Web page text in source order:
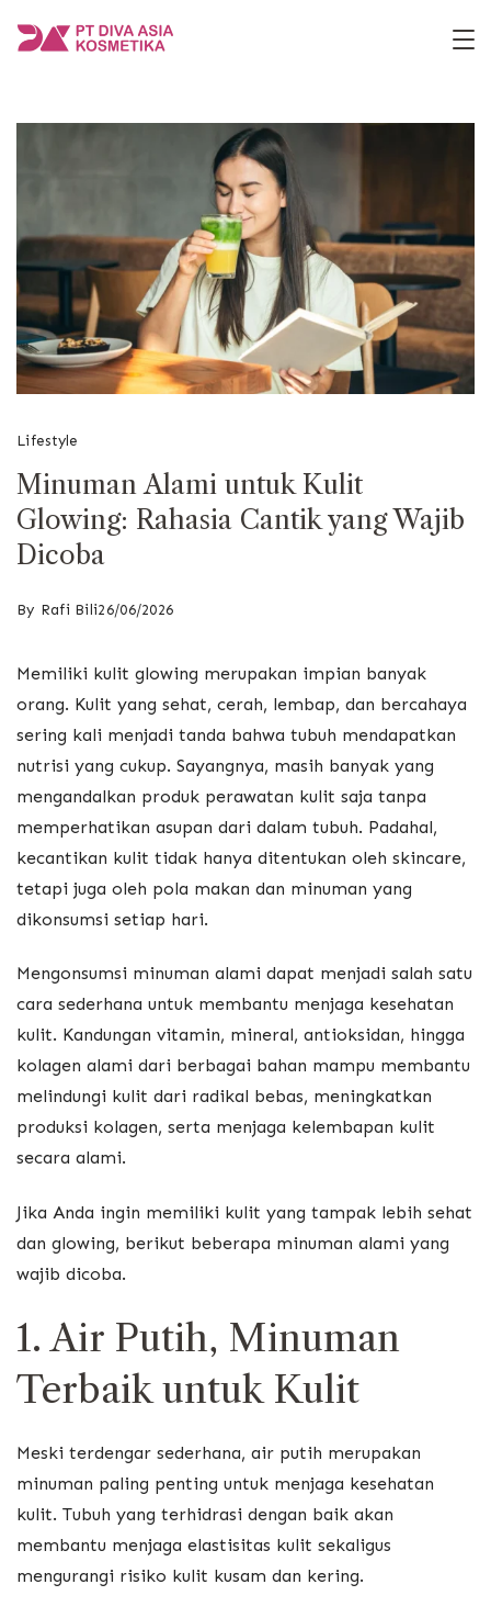
Asia
Kosmetika
Lifestyle
Minuman Alami untuk Kulit
Glowing: Rahasia Cantik yang Wajib
Dicoba
By Rafi Bili26/06/2026
Memiliki kulit glowing merupakan impian banyak
orang. Kulit yang sehat, cerah, lembap, dan bercahaya
sering kali menjadi tanda bahwa tubuh mendapatkan
nutrisi yang cukup. Sayangnya, masih banyak yang
mengandalkan produk perawatan kulit saja tanpa
memperhatikan asupan dari dalam tubuh. Padahal,
kecantikan kulit tidak hanya ditentukan oleh skincare,
tetapi juga oleh pola makan dan minuman yang
dikonsumsi setiap hari.
Mengonsumsi minuman alami dapat menjadi salah satu
cara sederhana untuk membantu menjaga kesehatan
kulit. Kandungan vitamin, mineral, antioksidan, hingga
kolagen alami dari berbagai bahan mampu membantu
melindungi kulit dari radikal bebas, meningkatkan
produksi kolagen, serta menjaga kelembapan kulit
secara alami.
Jika Anda ingin memiliki kulit yang tampak lebih sehat
dan glowing, berikut beberapa minuman alami yang
wajib dicoba.
1. Air Putih, Minuman
Terbaik untuk Kulit
Meski terdengar sederhana, air putih merupakan
minuman paling penting untuk menjaga kesehatan
kulit. Tubuh yang terhidrasi dengan baik akan
membantu menjaga elastisitas kulit sekaligus
mengurangi risiko kulit kusam dan kering.